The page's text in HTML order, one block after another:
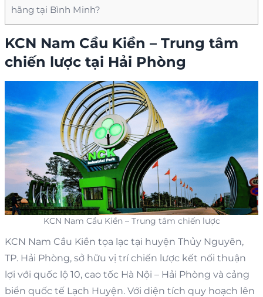
hãng tại Bình Minh?
KCN Nam Cầu Kiền – Trung tâm
chiến lược tại Hải Phòng
KCN Nam Cầu Kiền – Trung tâm chiến lược
KCN Nam Cầu Kiền tọa lạc tại huyện Thủy Nguyên,
TP. Hải Phòng, sở hữu vị trí chiến lược kết nối thuận
lợi với quốc lộ 10, cao tốc Hà Nội – Hải Phòng và cảng
biển quốc tế Lạch Huyện. Với diện tích quy hoạch lên